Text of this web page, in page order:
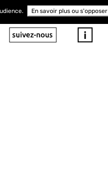
En savoir plus ou s'opposer